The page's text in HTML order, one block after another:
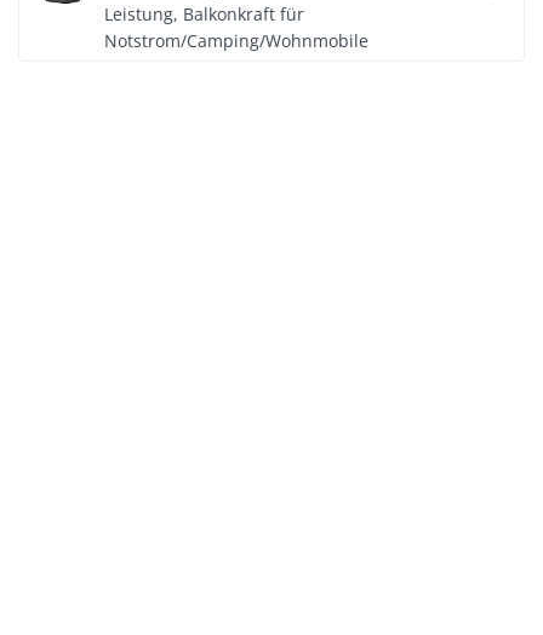
Leistung, Balkonkraft für
Notstrom/Camping/Wohnmobile